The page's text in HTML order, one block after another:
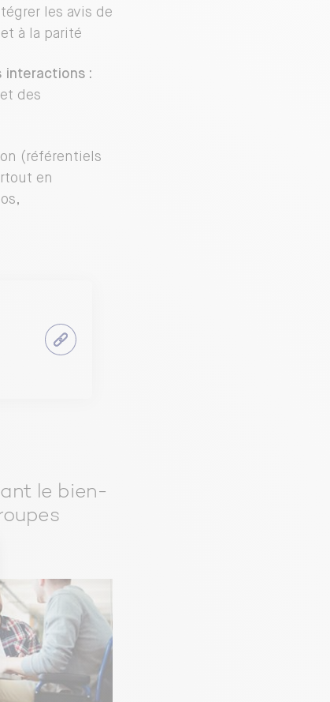
les avis de
à la parité
interactions :
des
(référentiels
en
le bien-